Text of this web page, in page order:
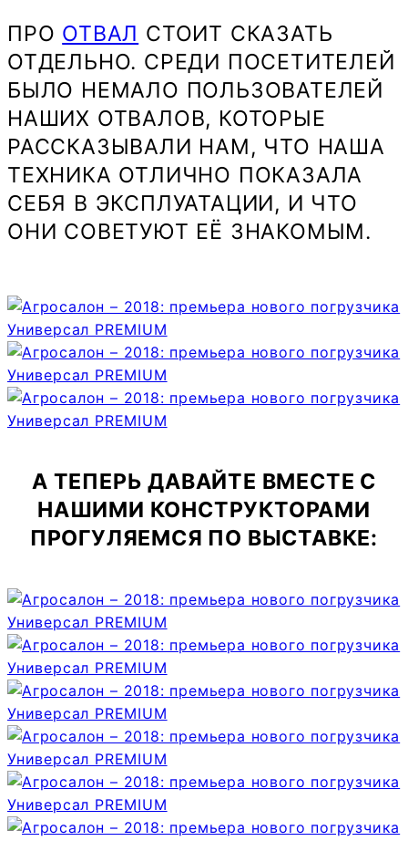
ПРО ОТВАЛ СТОИТ СКАЗАТЬ
ОТДЕЛЬНО. СРЕДИ ПОСЕТИТЕЛЕЙ
БЫЛО НЕМАЛО ПОЛЬЗОВАТЕЛЕЙ
НАШИХ ОТВАЛОВ, КОТОРЫЕ
РАССКАЗЫВАЛИ НАМ, ЧТО НАША
ТЕХНИКА ОТЛИЧНО ПОКАЗАЛА
СЕБЯ В ЭКСПЛУАТАЦИИ, И ЧТО
ОНИ СОВЕТУЮТ ЕЁ ЗНАКОМЫМ.
А ТЕПЕРЬ ДАВАЙТЕ ВМЕСТЕ С
НАШИМИ КОНСТРУКТОРАМИ
ПРОГУЛЯЕМСЯ ПО ВЫСТАВКЕ: